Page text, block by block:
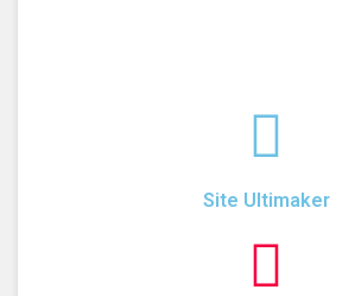
Site Ultimaker